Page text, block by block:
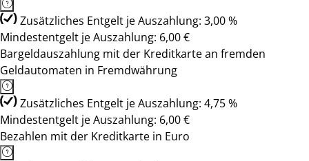
Zusätzliches Entgelt je Auszahlung: 3,00 %
Mindestentgelt je Auszahlung: 6,00 €
Bargeldauszahlung mit der Kreditkarte an fremden
Geldautomaten in Fremdwährung
Zusätzliches Entgelt je Auszahlung: 4,75 %
Mindestentgelt je Auszahlung: 6,00 €
Bezahlen mit der Kreditkarte in Euro